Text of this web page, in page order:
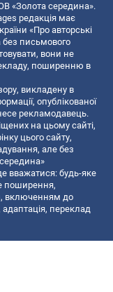
«Золота середина».
редакція має
«Про авторські
без письмового
вони не
поширенню в
викладену в
опублікованої
рекламодавець.
на цьому сайті,
цього сайту,
але без
вважатися: будь-яке
поширення,
включенням до
переклад